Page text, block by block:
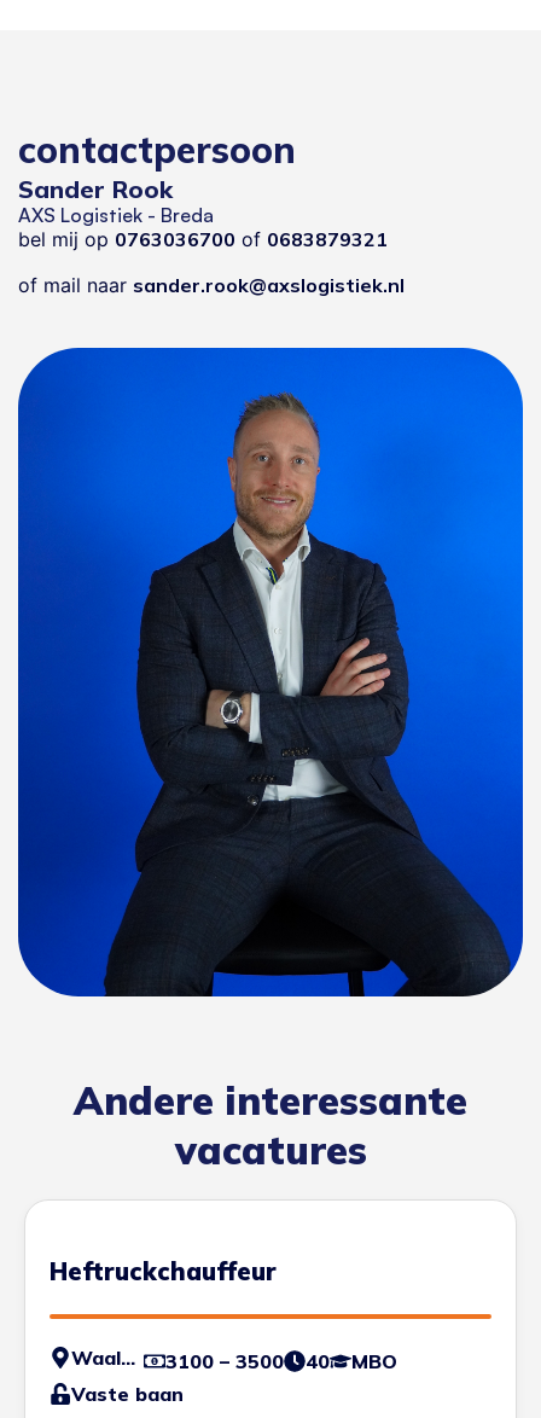
contactpersoon
Sander Rook
AXS Logistiek - Breda
bel mij op 0763036700 of 0683879321
of mail naar sander.rook@axslogistiek.nl
Andere interessante
vacatures
Heftruckchauffeur
Waalwijk 3100 – 3500 40
MBO
Vaste baan